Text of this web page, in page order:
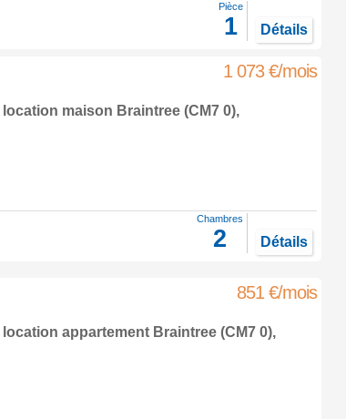
Pièce
1 Détails
1 073 €/mois
location maison Braintree(CM7 0),
Chambres
2 Détails
851 €/mois
location appartement Braintree(CM7 0),